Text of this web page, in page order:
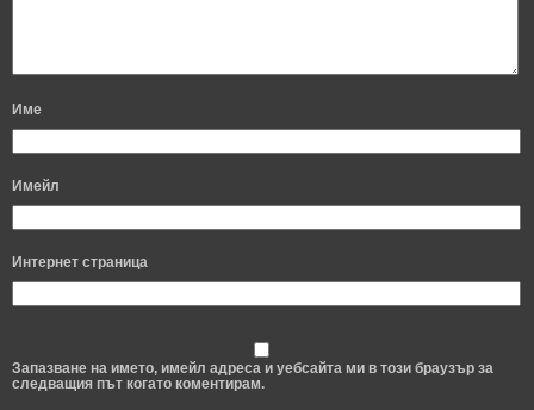
Име
Имейл
Интернет страница
Запазване на името, имейл адреса и уебсайта ми в този браузър за
следващия път когато коментирам.